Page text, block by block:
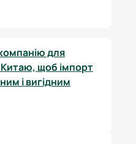
для
Китаю, щоб імпорт
і вигідним